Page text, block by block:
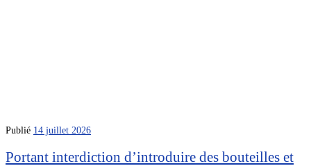
Publié 14 juillet 2026
Portant interdiction d’introduire des bouteilles et